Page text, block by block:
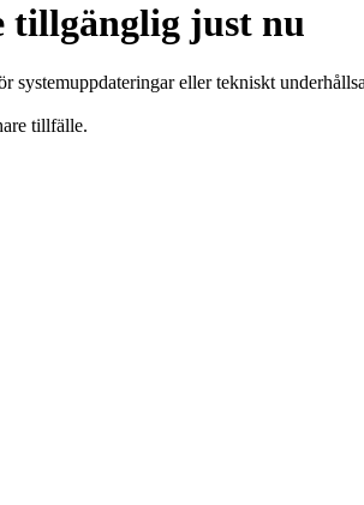
tillgänglig just nu
systemuppdateringar eller tekniskt
tillfälle.